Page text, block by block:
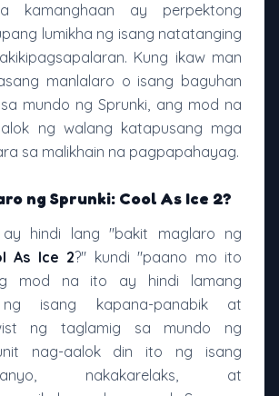
kamanghaan ay perpektong
lumikha ng isang natatanging
Kung ikaw man
manlalaro o isang baguhan
mundo ng Sprunki, ang mod na
ng walang katapusang mga
sa malikhain na pagpapahayag.
ng Sprunki: Cool As Ice 2?
hindi lang "bakit maglaro ng
As Ice 2?" kundi "paano mo ito
mod na ito ay hindi lamang
isang kapana-panabik at
ng taglamig sa mundo ng
nag-aalok din ito ng isang
nakakarelaks, at